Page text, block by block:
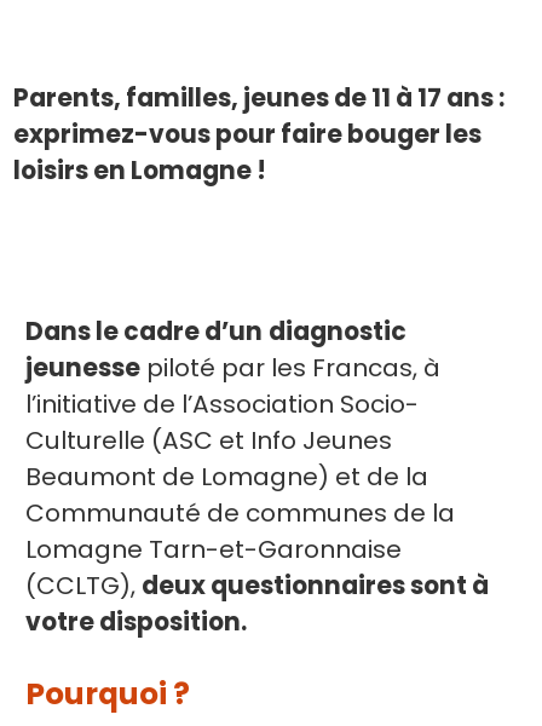
Parents, familles, jeunes de 11 à 17 ans :
exprimez-vous pour faire bouger les
loisirs en Lomagne !
Dans le cadre d’un diagnostic
jeunesse piloté par les Francas, à
l’initiative de l’Association Socio-
Culturelle (ASC et Info Jeunes
Beaumont de Lomagne) et de la
Communauté de communes de la
Lomagne Tarn-et-Garonnaise
(CCLTG), deux questionnaires sont à
votre disposition.
Pourquoi ?